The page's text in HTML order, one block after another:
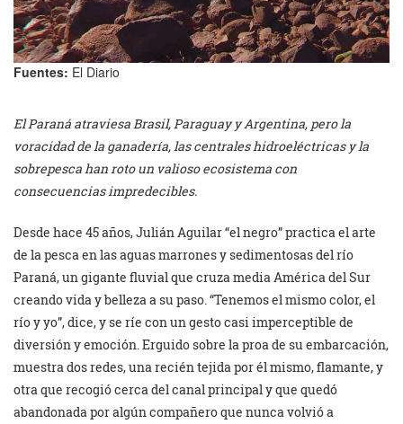
Fuentes: El Diario
El Paraná atraviesa Brasil, Paraguay y Argentina, pero la
voracidad de la ganadería, las centrales hidroeléctricas y la
sobrepesca han roto un valioso ecosistema con
consecuencias impredecibles.
Desde hace 45 años, Julián Aguilar “el negro” practica el arte
de la pesca en las aguas marrones y sedimentosas del río
Paraná, un gigante fluvial que cruza media América del Sur
creando vida y belleza a su paso. “Tenemos el mismo color, el
río y yo”, dice, y se ríe con un gesto casi imperceptible de
diversión y emoción. Erguido sobre la proa de su embarcación,
muestra dos redes, una recién tejida por él mismo, flamante, y
otra que recogió cerca del canal principal y que quedó
abandonada por algún compañero que nunca volvió a